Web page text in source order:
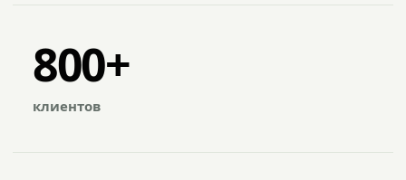
800+
клиентов